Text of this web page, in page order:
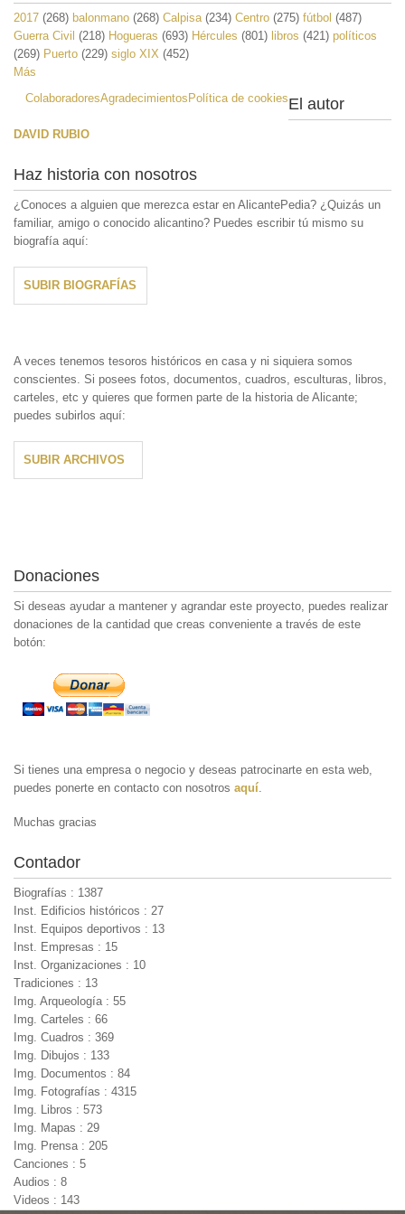
2017 (268) balonmano (268) Calpisa(234) Centro (275) fútbol (487)
Guerra Civil (218) Hogueras (693) Hércules (801) libros (421) políticos
(269) Puerto (229) siglo XIX (452)
Más
ColaboradoresAgradecimientosPolítica de cookiesEl autor
DAVID RUBIO
Haz historia con nosotros
¿Conoces a alguien que merezca estar en AlicantePedia? ¿Quizás un
familiar, amigo o conocido alicantino? Puedes escribir tú mismo su
biografía aquí:
SUBIR BIOGRAFÍAS
A veces tenemos tesoros históricos en casa y ni siquiera somos
conscientes. Si posees fotos, documentos, cuadros, esculturas, libros,
carteles, etc y quieres que formen parte de la historia de Alicante;
puedes subirlos aquí:
SUBIR ARCHIVOS
Donaciones
Si deseas ayudar a mantener y agrandar este proyecto, puedes realizar
donaciones de la cantidad que creas conveniente a través de este
botón:
Si tienes una empresa o negocio y deseas patrocinarte en esta web,
puedes ponerte en contacto con nosotros aquí
Muchas gracias
Contador
Biografías : 1387
Inst. Edificios históricos : 27
Inst. Equipos deportivos : 13
Inst. Empresas : 15
Inst. Organizaciones : 10
Tradiciones : 13
Img. Arqueología : 55
Img. Carteles : 66
Img. Cuadros : 369
Img. Dibujos : 133
Img. Documentos : 84
Img. Fotografías : 4315
Img. Libros : 573
Img. Mapas : 29
Img. Prensa : 205
Canciones : 5
Audios : 8
Videos : 143